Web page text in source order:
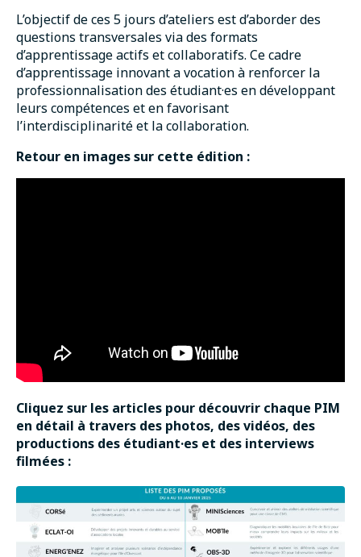
L’objectif de ces 5 jours d’ateliers est d’aborder des
questions transversales via des formats
d’apprentissage actifs et collaboratifs. Ce cadre
d’apprentissage innovant a vocation à renforcer la
professionnalisation des étudiant·es en développant
leurs compétences et en favorisant
l’interdisciplinarité et la collaboration.
Retour en images sur cette édition :
Cliquez sur les articles pour découvrir chaque PIM
en détail à travers des photos, des vidéos, des
productions des étudiant·es et des interviews
filmées :